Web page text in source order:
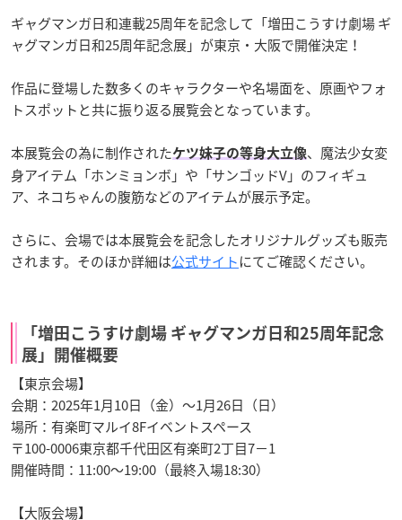
ギャグマンガ日和連載25周年を記念して「増田こうすけ劇場 ギ
ャグマンガ日和25周年記念展」が東京・大阪で開催決定！
作品に登場した数多くのキャラクターや名場面を、原画やフォ
トスポットと共に振り返る展覧会となっています。
本展覧会の為に制作されたケツ妹子の等身大立像、魔法少女変
身アイテム「ホンミョンボ」や「サンゴッドV」のフィギュ
ア、ネコちゃんの腹筋などのアイテムが展示予定。
さらに、会場では本展覧会を記念したオリジナルグッズも販売
されます。そのほか詳細は公式サイトにてご確認ください。
「増田こうすけ劇場 ギャグマンガ日和25周年記念
展」開催概要
【東京会場】
会期：2025年1月10日（金）～1月26日（日）
場所：有楽町マルイ8Fイベントスペース
〒100-0006東京都千代田区有楽町2丁目7−1
開催時間：11:00～19:00（最終入場18:30）
【大阪会場】